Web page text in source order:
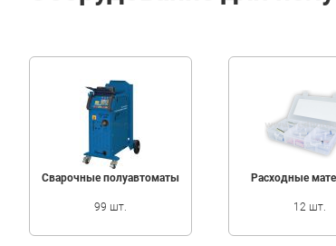
Сварочные полуавтоматы
99 шт.
Расходные
12 шт.